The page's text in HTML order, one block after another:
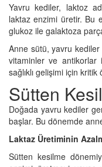
Yavru kediler, laktoz
laktaz enzimi üretir. Bu
glukoz ile galaktoza
Anne sütü, yavru
vitaminler ve antikorlar
sağlıklı gelişimi için
Sütten
Doğada yavru kediler
başlar. Bu dönemde
Laktaz Üretiminin
Sütten kesilme